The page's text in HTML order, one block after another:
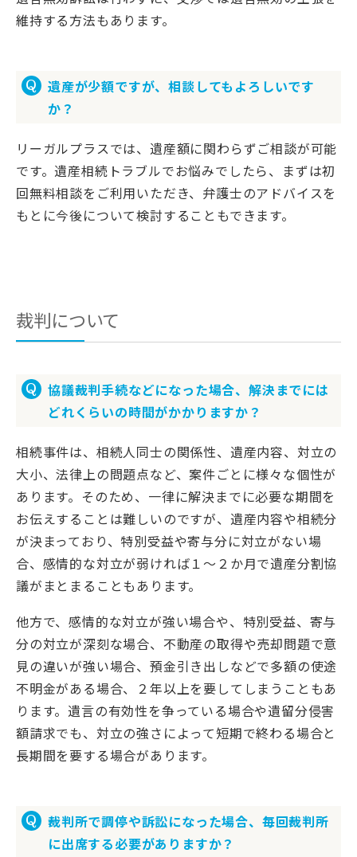
維持する方法もあります。
遺産が少額ですが、相談してもよろしいです
か？
リーガルプラスでは、遺産額に関わらずご相談が可能
です。遺産相続トラブルでお悩みでしたら、まずは初
回無料相談をご利用いただき、弁護士のアドバイスを
もとに今後について検討することもできます。
裁判について
協議裁判手続などになった場合、解決までには
どれくらいの時間がかかりますか？
相続事件は、相続人同士の関係性、遺産内容、対立の
大小、法律上の問題点など、案件ごとに様々な個性が
あります。そのため、一律に解決までに必要な期間を
お伝えすることは難しいのですが、遺産内容や相続分
が決まっており、特別受益や寄与分に対立がない場
合、感情的な対立が弱ければ１～２か月で遺産分割協
議がまとまることもあります。
他方で、感情的な対立が強い場合や、特別受益、寄与
分の対立が深刻な場合、不動産の取得や売却問題で意
見の違いが強い場合、預金引き出しなどで多額の使途
不明金がある場合、２年以上を要してしまうこともあ
ります。遺言の有効性を争っている場合や遺留分侵害
額請求でも、対立の強さによって短期で終わる場合と
長期間を要する場合があります。
裁判所で調停や訴訟になった場合、毎回裁判所
に出席する必要がありますか？